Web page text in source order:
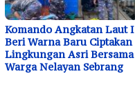
Komando Angkatan Laut I
Beri Warna Baru Ciptakan
Lingkungan Asri Bersama
Warga Nelayan Sebrang